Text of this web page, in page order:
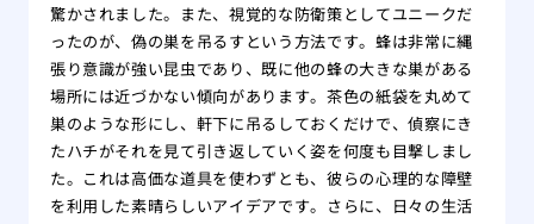
驚かされました。また、視覚的な防衛策としてユニークだ
ったのが、偽の巣を吊るすという方法です。蜂は非常に縄
張り意識が強い昆虫であり、既に他の蜂の大きな巣がある
場所には近づかない傾向があります。茶色の紙袋を丸めて
巣のような形にし、軒下に吊るしておくだけで、偵察にき
たハチがそれを見て引き返していく姿を何度も目撃しまし
た。これは高価な道具を使わずとも、彼らの心理的な障壁
を利用した素晴らしいアイデアです。さらに、日々の生活